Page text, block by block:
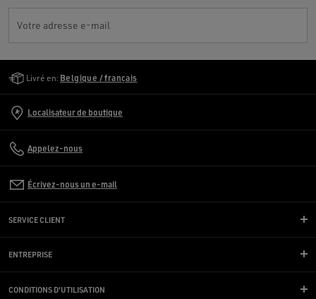
Votre adresse e-mail
Livré en: Belgique / français
Localisateur de boutique
Appelez-nous
Écrivez-nous un e-mail
SERVICE CLIENT
ENTREPRISE
CONDITIONS D'UTILISATION